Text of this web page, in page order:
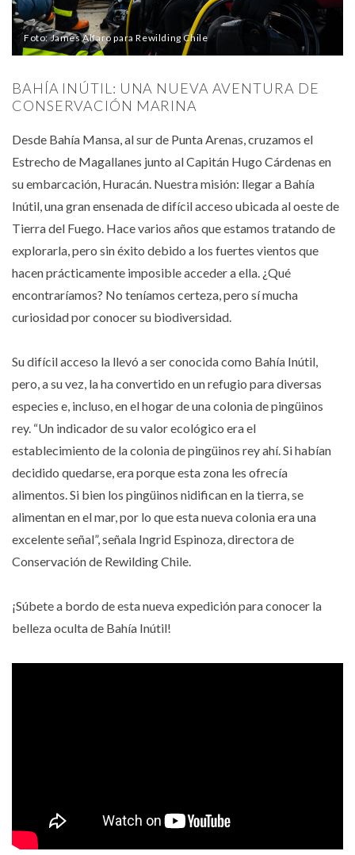
Foto: James Alfaro para Rewilding Chile
BAHÍA INÚTIL: UNA NUEVA AVENTURA DE
CONSERVACIÓN MARINA
Desde Bahía Mansa, al sur de Punta Arenas, cruzamos el
Estrecho de Magallanes junto al Capitán Hugo Cárdenas en
su embarcación, Huracán. Nuestra misión: llegar a Bahía
Inútil, una gran ensenada de difícil acceso ubicada al oeste de
Tierra del Fuego. Hace varios años que estamos tratando de
explorarla, pero sin éxito debido a los fuertes vientos que
hacen prácticamente imposible acceder a ella. ¿Qué
encontraríamos? No teníamos certeza, pero sí mucha
curiosidad por conocer su biodiversidad.
Su difícil acceso la llevó a ser conocida como Bahía Inútil,
pero, a su vez, la ha convertido en un refugio para diversas
especies e, incluso, en el hogar de una colonia de pingüinos
rey. “Un indicador de su valor ecológico era el
establecimiento de la colonia de pingüinos rey ahí. Si habían
decidido quedarse, era porque esta zona les ofrecía
alimentos. Si bien los pingüinos nidifican en la tierra, se
alimentan en el mar, por lo que esta nueva colonia era una
excelente señal”, señala Ingrid Espinoza, directora de
Conservación de Rewilding Chile.
¡Súbete a bordo de esta nueva expedición para conocer la
belleza oculta de Bahía Inútil!